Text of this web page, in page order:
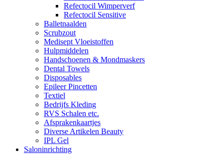
Refectocil Wimperverf
Refectocil Sensitive
Balletnaalden
Scrubzout
Medisept Vloeistoffen
Hulpmiddelen
Handschoenen & Mondmaskers
Dental Towels
Disposables
Epileer Pincetten
Textiel
Bedrijfs Kleding
RVS Schalen etc.
Afsprakenkaartjes
Diverse Artikelen Beauty
IPL Gel
Saloninrichting